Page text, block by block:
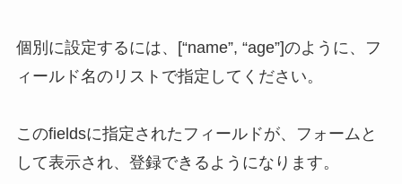
個別に設定するには、[“name”, “age”]のように、フ
ィールド名のリストで指定してください。
このfieldsに指定されたフィールドが、フォームと
して表示され、登録できるようになります。